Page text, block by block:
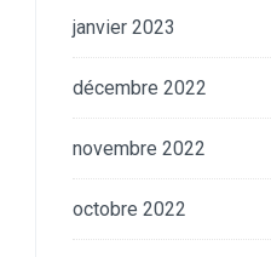
janvier 2023
décembre 2022
novembre 2022
octobre 2022